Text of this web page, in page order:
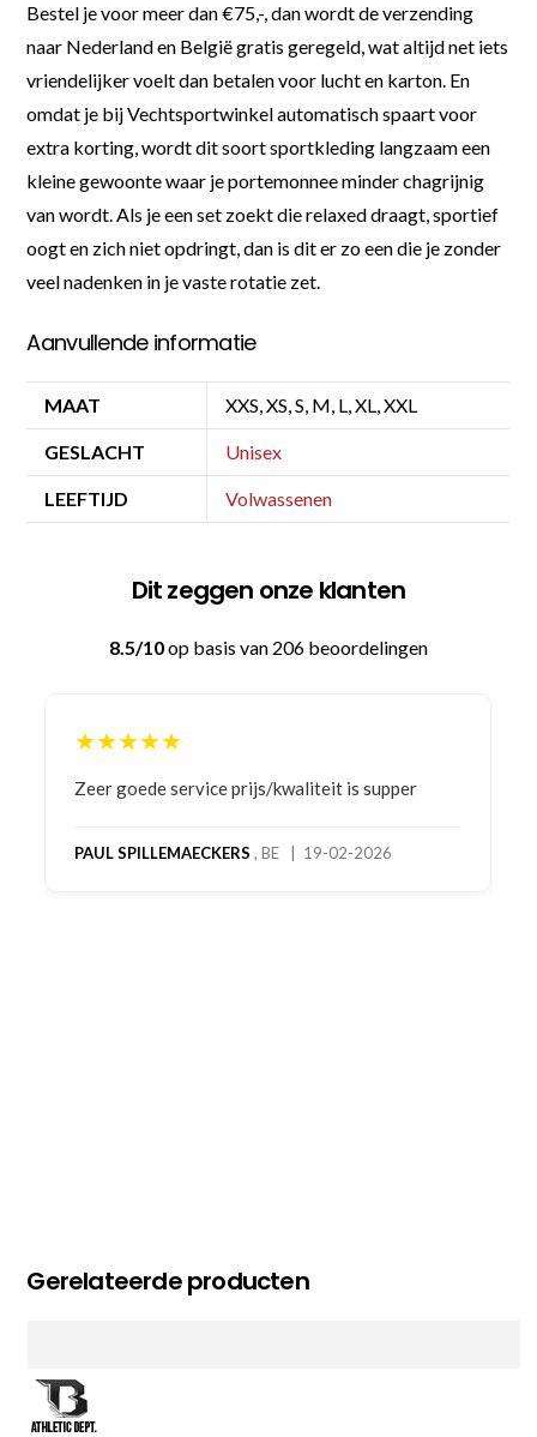
Bestel je voor meer dan €75,-, dan wordt de verzending
naar Nederland en België gratis geregeld, wat altijd net iets
vriendelijker voelt dan betalen voor lucht en karton. En
omdat je bij Vechtsportwinkel automatisch spaart voor
extra korting, wordt dit soort sportkleding langzaam een
kleine gewoonte waar je portemonnee minder chagrijnig
van wordt. Als je een set zoekt die relaxed draagt, sportief
oogt en zich niet opdringt, dan is dit er zo een die je zonder
veel nadenken in je vaste rotatie zet.
Aanvullende informatie
MAAT XXS, XS, S, M, L, XL, XXL
GESLACHT Unisex
LEEFTIJD Volwassenen
Dit zeggen onze klanten
8.5/10op basis van 206 beoordelingen
★★★★★
Bestelling gedaan vanwege goede prijzen en
bestelling al ontvangen met gifts, waardoor je
Gerelateerde producten